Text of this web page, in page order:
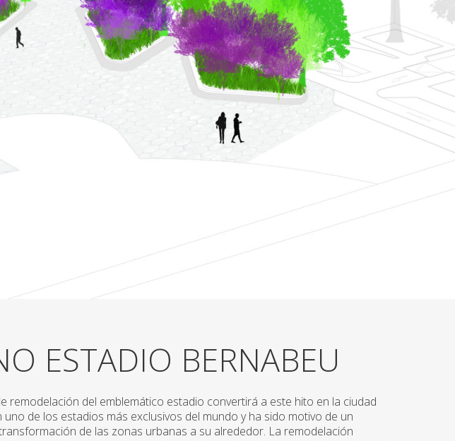
ESTADIO BERNABEU
remodelación del emblemático estadio convertirá a este hito en la ciudad
uno de los estadios más exclusivos del mundo y ha sido motivo de un
de las zonas urbanas a su alrededor. La remodelación